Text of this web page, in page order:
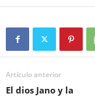
Artículo anterior
El dios Jano y la